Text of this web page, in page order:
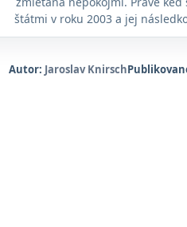
location_onZariadenie
flowsheet
štátmi v roku 2003 a jej
územia na severe krajiny. Po
Autor: Jaroslav Knirsch